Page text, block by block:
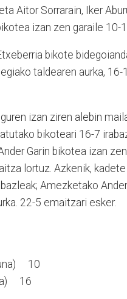
Aitor Sorrarain, Iker
izan zen garaile 10-
bikote
taldearen aurka,
izan ziren alebin
bikoteari 16-7
Garin bikotea izan
lortuz. Azkenik,
Amezketako
22-5 emaitzari esker.
10
16